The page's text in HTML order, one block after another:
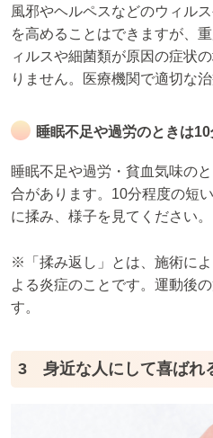
風邪やヘルペスなどのウィル
を高めることはできますが、
ィルスや細菌類が原因の症状
りません。医療機関で適切な
睡眠不足や過労のときは
睡眠不足や過労・貧血気味の
合があります。10分程度の短
に揉み、様子を見てください。
※「揉み返し」とは、施術に
よる炎症のことです。運動後
す。
3 身近な人にして喜ばれ